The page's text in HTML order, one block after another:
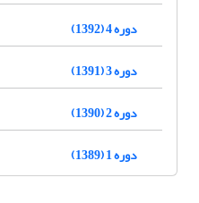
دوره 4 (1392)
دوره 3 (1391)
دوره 2 (1390)
دوره 1 (1389)